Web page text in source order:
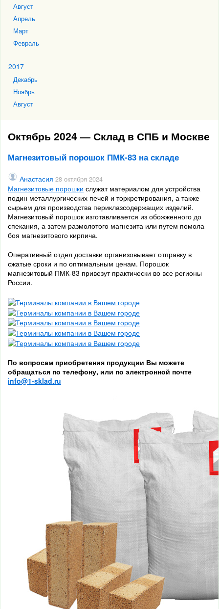
Август
Апрель
Март
Февраль
2017
Декабрь
Ноябрь
Август
Октябрь 2024 — Склад в СПБ и Москве
Магнезитовый порошок ПМК-83 на складе
Анастасия 28 октября 2024
Магнезитовые порошки служат материалом для устройства
подин металлургических печей и торкретирования, а также
сырьем для производства периклазсодержащих изделий.
Магнезитовый порошок изготавливается из обожженного до
спекания, а затем размолотого магнезита или путем помола
боя магнезитового кирпича.
Оперативный отдел доставки организовывает отправку в
сжатые сроки и по оптимальным ценам. Порошок
магнезитовый ПМК-83 привезут практически во все регионы
России.
По вопросам приобретения продукции Вы можете
обращаться по телефону, или по электронной почте
info@1-sklad.ru